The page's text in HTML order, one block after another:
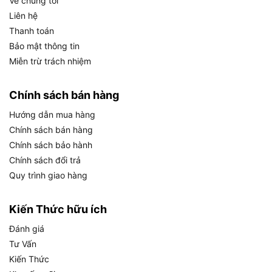
nhu cầu từ sửa chữa gia đình (DIY) đến thi công công
nghiệp chuyên nghiệp.
Dưới đây là bảng tổng hợp các dòng máy bắt vít nổi
bật đang được ưa chuộng nhất:
Nhóm sản
phẩm
Tên model và đặc tính kỹ thuật nổi bật
dùng Pin (18V
– 21V)
•Bosch GDR 180-LI 18V (M6-M14):
siết mạnh, giá rẻ.
không chổi than, 3 tốc độ.
Hàng cao cấp, bền bỉ.
Liên hệ
Thanh toán
Bảo mật thông tin
Miễn trừ trách nhiệm
Chính sách bán hàng
Hướng dẫn mua hàng
Chính sách bán hàng
Chính sách bảo hành
Chính sách đổi trả
Quy trình giao hàng
Kiến Thức hữu ích
Đánh giá
Tư Vấn
Kiến Thức